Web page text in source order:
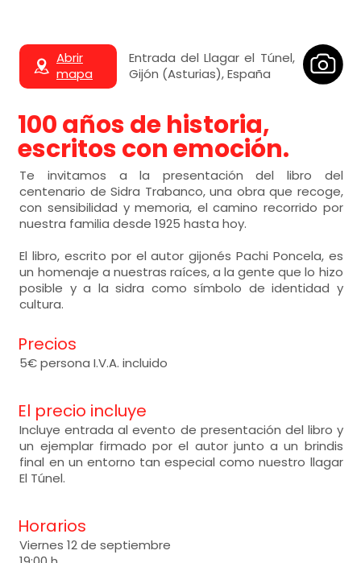
Abrir
mapa
Entrada del Llagar el Túnel,
Gijón (Asturias), España
100 años de historia,
escritos con emoción.
Te invitamos a la presentación del libro del
centenario de Sidra Trabanco, una obra que recoge,
con sensibilidad y memoria, el camino recorrido por
nuestra familia desde 1925 hasta hoy.
El libro, escrito por el autor gijonés Pachi Poncela, es
un homenaje a nuestras raíces, a la gente que lo hizo
posible y a la sidra como símbolo de identidad y
cultura.
Precios
5€ persona I.V.A. incluido
El precio incluye
Incluye entrada al evento de presentación del libro y
un ejemplar firmado por el autor junto a un brindis
final en un entorno tan especial como nuestro llagar
El Túnel.
Horarios
Viernes 12 de septiembre